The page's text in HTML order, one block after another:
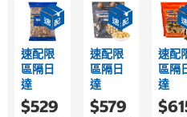
速配限
區隔日
達
$529
速配限
區隔日
達
$579
速配
區隔
達